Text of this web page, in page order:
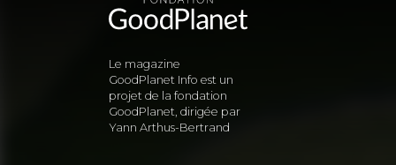
Le magazine
GoodPlanet Info est un
projet de la fondation
GoodPlanet, dirigée par
Yann Arthus-Bertrand